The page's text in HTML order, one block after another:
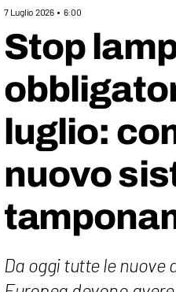
7 Luglio 2026 6:00
Stop
luglio:
nuovo
Da oggi tutte le